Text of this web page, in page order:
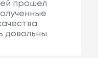
прошел
довольны